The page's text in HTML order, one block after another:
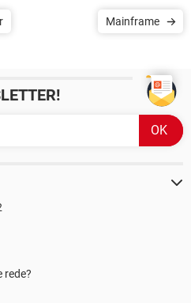
Mainframe
rede?